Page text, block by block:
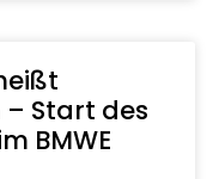
Start des
BMWE